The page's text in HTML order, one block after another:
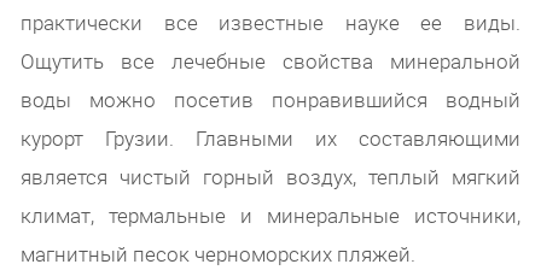
практически все известные науке ее виды.
Ощутить все лечебные свойства минеральной
воды можно посетив понравившийся водный
курорт Грузии. Главными их составляющими
является чистый горный воздух, теплый мягкий
климат, термальные и минеральные источники,
магнитный песок черноморских пляжей.